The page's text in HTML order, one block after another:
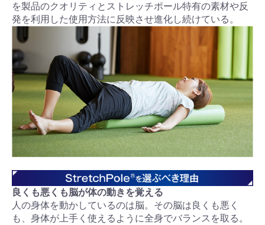
を製品のクオリティとストレッチポール特有の素材や反
発を利用した使用方法に反映させ進化し続けている。
良くも悪くも脳が体の動きを覚える
人の身体を動かしているのは脳。その脳は良くも悪く
も、身体が上手く使えるように全身でバランスを取る。